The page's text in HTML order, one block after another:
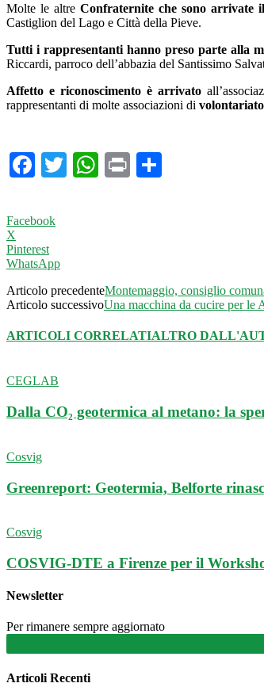
Molte le altreConfraternite che sono arrivate
Castiglion del Lago e Città della Pieve.
Tutti i rappresentanti hanno preso parte alla
Riccardi, parroco dell’abbazia del Santissimo
Affetto e riconoscimento è arrivato
rappresentanti di molte associazioni di
Facebook
TwitterWhatsApp
Print
Facebook
X
Pinterest
WhatsApp
Articolo precedenteMontemaggio, consiglio
Articolo successivoUna macchina da cucire per le
ARTICOLI CORRELATIALTRO
CEGLAB
Dalla CO₂ geotermica al metano: la
Cosvig
Greenreport: Geotermia, Belforte
Cosvig
COSVIG-DTE a Firenze per il
Newsletter
Per rimanere sempre aggiornato
Articoli Recenti